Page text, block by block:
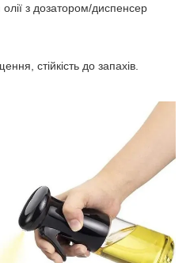
з дозатором/диспенсер
стійкість до запахів.